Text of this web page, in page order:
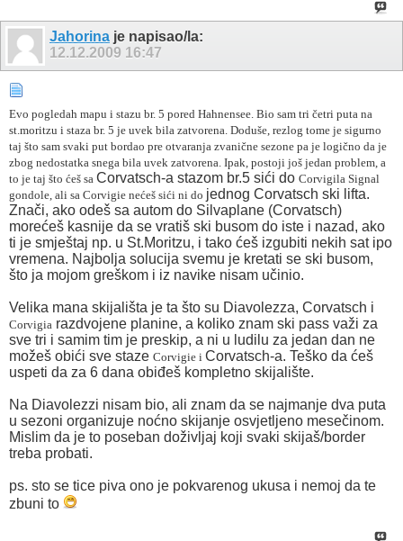
Jahorina je napisao/la:
12.12.2009 16:47
Evo pogledah mapu i stazu br. 5 pored Hahnensee. Bio sam tri četri puta na
st.moritzu i staza br. 5 je uvek bila zatvorena. Doduše, rezlog tome je sigurno
taj što sam svaki put bordao pre otvaranja zvanične sezone pa je logično da je
zbog nedostatka snega bila uvek zatvorena. Ipak, postoji još jedan problem, a
to je taj što ćeš sa Corvatsch-a stazom br.5 sići do Corvigila Signal
gondole, ali sa Corvigie nećeš sići ni do jednog Corvatsch ski lifta.
Znači, ako odeš sa autom do Silvaplane (Corvatsch)
morećeš kasnije da se vratiš ski busom do iste i nazad, ako
ti je smještaj np. u St.Moritzu, i tako ćeš izgubiti nekih sat ipo
vremena. Najbolja solucija svemu je kretati se ski busom,
što ja mojom greškom i iz navike nisam učinio.
Velika mana skijališta je ta što su Diavolezza, Corvatsch i
Corvigia razdvojene planine, a koliko znam ski pass važi za
sve tri i samim tim je preskip, a ni u ludilu za jedan dan ne
možeš obići sve staze Corvigie i Corvatsch-a. Teško da ćeš
uspeti da za 6 dana obiđeš kompletno skijalište.
Na Diavolezzi nisam bio, ali znam da se najmanje dva puta
u sezoni organizuje noćno skijanje osvjetljeno mesečinom.
Mislim da je to poseban doživljaj koji svaki skijaš/border
treba probati.
ps. sto se tice piva ono je pokvarenog ukusa i nemoj da te
zbuni to